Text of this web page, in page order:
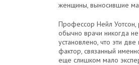
женщины, выносившие
Профессор Нейл Уотсон,
обычно врачи никогда
установлено, что эти
фактор, связанный
еще слишком мало